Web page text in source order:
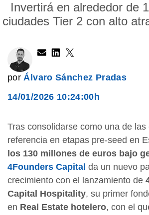
Invertirá en alrededor de
ciudades Tier 2 con alto
porÁlvaro Sánchez Pradas
14/01/2026 10:24:00h
Tras consolidarse como una de las
referencia en etapas pre-seed en
los 130 millones de euros bajo
4Founders Capital da un nuevo
crecimiento con el lanzamiento de
Capital Hospitality, su primer
en Real Estate hotelero, con el